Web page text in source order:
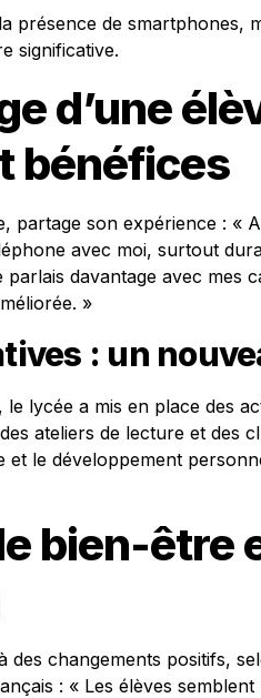
présence de smartphones,
significative.
d’une
bénéfices
partage son expérience : «
avec moi, surtout
parlais davantage avec mes
»
: un
lycée a mis en place des
ateliers de lecture et des
et le développement
bien-être
des changements positifs,
: « Les élèves